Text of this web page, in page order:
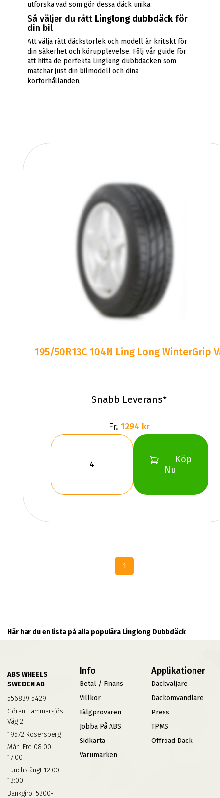
utforska vad som gör dessa däck unika.
Så väljer du rätt Linglong dubbdäckför
din bil
Att välja rätt däckstorlek och modell är kritiskt för
din säkerhet och körupplevelse. Följ vår guide för
att hitta de perfekta Linglong dubbdäcken som
matchar just din bilmodell och dina
körförhållanden.
195/50R13C 104N Ling Long WinterGrip
Snabb Leverans*
Fr. 1294 kr
Köp
Nu
1
Här har du en lista på alla populära Linglong Dubbdäck
ABS WHEELS
SWEDEN AB
556839 5429
Göran Hammarsjös
Väg 2
19572 Rosersberg
Mån-Fre 08:00-
17:00
Lunchstängt 12:00-
13:00
Bankgiro: 5300-
Info
Betal / Finans
Villkor
Fälgprovaren
Jobba På ABS
Sidkarta
Varumärken
Applikationer
Däckväljare
Däckomvandlare
Press
TPMS
Offroad Däck